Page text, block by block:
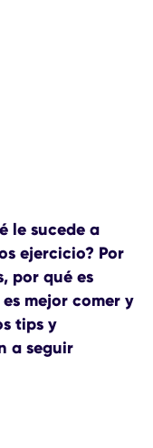
le sucede a
ejercicio? Por
por qué es
mejor comer y
tips y
a seguir